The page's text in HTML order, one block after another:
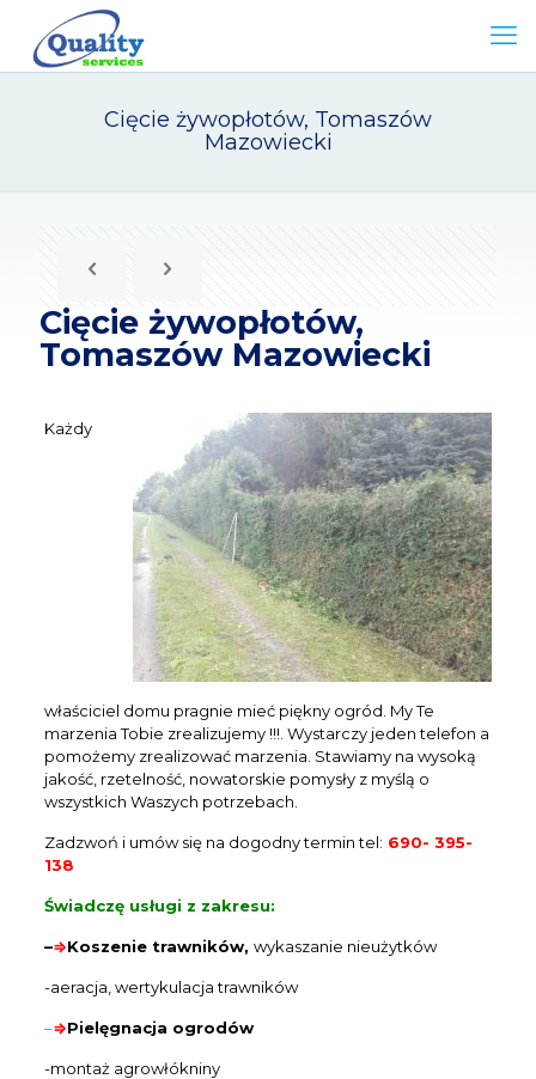
Cięcie żywopłotów, Tomaszów
Mazowiecki
Cięcie żywopłotów,
Tomaszów Mazowiecki
Każdy
właściciel domu pragnie mieć piękny ogród. My Te
marzenia Tobie zrealizujemy !!!. Wystarczy jeden telefon a
pomożemy zrealizować marzenia. Stawiamy na wysoką
jakość, rzetelność, nowatorskie pomysły z myślą o
wszystkich Waszych potrzebach.
Zadzwoń i umów się na dogodny termin tel: 690- 395-
138
Świadczę usługi z zakresu:
–⇒Koszenie trawników, wykaszanie nieużytków
-aeracja, wertykulacja trawników
–⇒Pielęgnacja ogrodów
-montaż agrowłókniny